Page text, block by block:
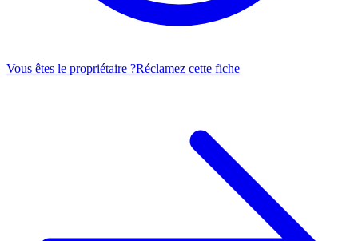
Vous êtes le propriétaire ?Réclamez cette fiche